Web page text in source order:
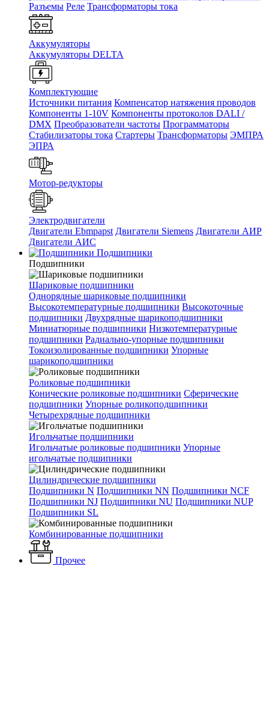
Разъемы Реле Трансформаторы тока
Аккумуляторы
Аккумуляторы DELTA
Комплектующие
Источники питания Компенсатор натяжения проводов
Компоненты 1-10V Компоненты протоколов DALI /
DMX Преобразователи частоты Программаторы
Стабилизаторы тока Стартеры Трансформаторы ЭМПРА
ЭПРА
Мотор-редукторы
Электродвигатели
Двигатели Ebmpapst Двигатели Siemens Двигатели АИР
Двигатели АИС
Подшипники
Подшипники
Шариковые подшипники
Однорядные шариковые подшипники
Высокотемпературные подшипники Высокоточные
подшипники Двухрядные шарикоподшипники
Миниатюрные подшипники Низкотемпературные
подшипники Радиально-упорные подшипники
Токоизолированные подшипники Упорные
шарикоподшипники
Роликовые подшипники
Конические роликовые подшипники Сферические
подшипники Упорные роликоподшипники
Четырехрядные подшипники
Игольчатые подшипники
Игольчатые роликовые подшипники Упорные
игольчатые подшипники
Цилиндрические подшипники
Подшипники N Подшипники NN Подшипники NCF
Подшипники NJ Подшипники NU Подшипники NUP
Подшипники SL
Комбинированные подшипники
Прочее